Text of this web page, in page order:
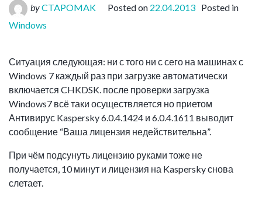
byCTAPOMAK Posted on 22.04.2013 Posted in
Windows
Ситуация следующая: ни с того ни с сего на машинах с
Windows 7 каждый раз при загрузке автоматически
включается CHKDSK. после проверки загрузка
Windows7 всё таки осуществляется но приетом
Антивирус Kaspersky 6.0.4.1424 и 6.0.4.1611 выводит
сообщение “Ваша лицензия недействительна”.
При чём подсунуть лицензию руками тоже не
получается, 10 минут и лицензия на Kaspersky снова
слетает.